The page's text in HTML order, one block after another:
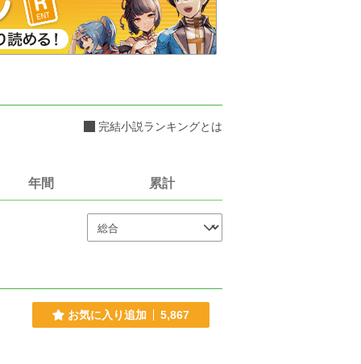
完結小説ランキングとは
年間 累計
お気に入り追加 5,867